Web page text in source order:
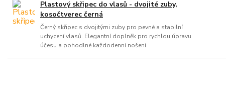
Plastový skřipec do vlasů - dvojité zuby,
kosočtverec černá
Černý skřipec s dvojitými zuby pro pevné a stabilní
uchycení vlasů. Elegantní doplněk pro rychlou úpravu
účesu a pohodlné každodenní nošení.